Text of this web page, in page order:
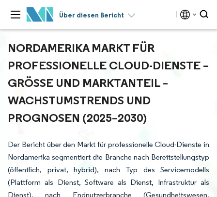
Über diesen Bericht
NORDAMERIKA MARKT FÜR
PROFESSIONELLE CLOUD-DIENSTE –
GRÖSSE UND MARKTANTEIL – W
ACHSTUMSTRENDS UND P
ROGNOSEN (2025–2030)
Der Bericht über den Markt für professionelle Cloud-Dienste in
Nordamerika segmentiert die Branche nach Bereitstellungstyp
(öffentlich, privat, hybrid), nach Typ des Servicemodells
(Plattform als Dienst, Software als Dienst, Infrastruktur als
Dienst), nach Endnutzerbranche (Gesundheitswesen,